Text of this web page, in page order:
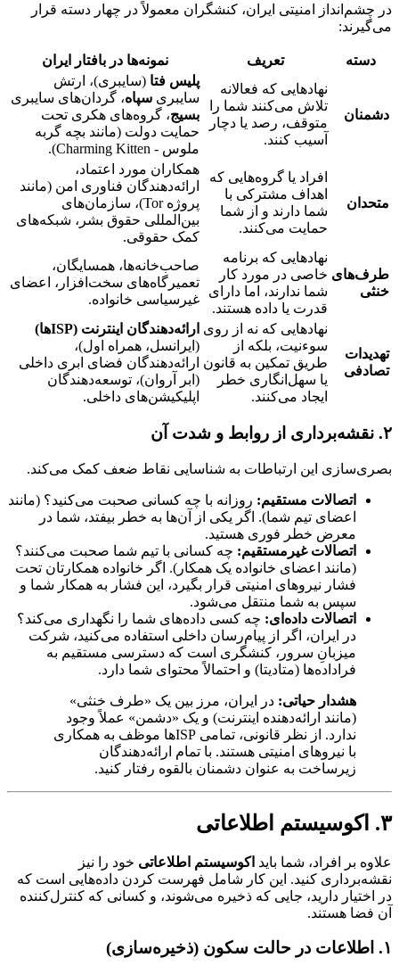
در چشم‌انداز امنیتی ایران، کنشگران معمولاً در چهار دسته قرار
می‌گیرند:
دسته تعریف نمونه‌ها در بافتار ایران
دشمنان
نهادهایی که فعالانه
تلاش می‌کنند شما را
متوقف، رصد یا دچار
آسیب کنند.
پلیس فتا (سایبری)، ارتش
سایبری سپاه، گردان‌های سایبری
بسیج، گروه‌های هکری تحت
حمایت دولت (مانند بچه گربه
ملوس - Charming Kitten).
متحدان
افراد یا گروه‌هایی که
اهداف مشترکی با
شما دارند و از شما
حمایت می‌کنند.
همکاران مورد اعتماد،
ارائه‌دهندگان فناوری امن (مانند
پروژه Tor)، سازمان‌های
بین‌المللی حقوق بشر، شبکه‌های
کمک حقوقی.
طرف‌های
خنثی
نهادهایی که برنامه
خاصی در مورد کار
شما ندارند، اما دارای
قدرت یا داده هستند.
صاحب‌خانه‌ها، همسایگان،
تعمیرگاه‌های سخت‌افزار، اعضای
غیرسیاسی خانواده.
تهدیدات
تصادفی
نهادهایی که نه از روی
سوءنیت، بلکه از
طریق تمکین به قانون
یا سهل‌انگاری خطر
ایجاد می‌کنند.
ارائه‌دهندگان اینترنت (ISPها)
(ایرانسل، همراه اول)،
ارائه‌دهندگان فضای ابری داخلی
(ابر آروان)، توسعه‌دهندگان
اپلیکیشن‌های داخلی.
۲. نقشه‌برداری از روابط و شدت آن
بصری‌سازی این ارتباطات به شناسایی نقاط ضعف کمک می‌کند.
اتصالات مستقیم: روزانه با چه کسانی صحبت می‌کنید؟ (مانند
اعضای تیم شما). اگر یکی از آن‌ها به خطر بیفتد، شما در
معرض خطر فوری هستید.
اتصالات غیرمستقیم: چه کسانی با تیم شما صحبت می‌کنند؟
(مانند اعضای خانواده یک همکار). اگر خانواده همکارتان تحت
فشار نیروهای امنیتی قرار بگیرد، این فشار به همکار شما و
سپس به شما منتقل می‌شود.
اتصالات داده‌ای: چه کسی داده‌های شما را نگهداری می‌کند؟
در ایران، اگر از پیام‌رسان داخلی استفاده می‌کنید، شرکت
میزبانِ سرور، کنشگری است که دسترسی مستقیم به
فراداده‌ها (متادیتا) و احتمالاً محتوای شما دارد.
هشدار حیاتی: در ایران، مرز بین یک «طرف خنثی»
(مانند ارائه‌دهنده اینترنت) و یک «دشمن» عملاً وجود
ندارد. از نظر قانونی، تمامی ISPها موظف به همکاری
با نیروهای امنیتی هستند. با تمام ارائه‌دهندگان
زیرساخت به عنوان دشمنان بالقوه رفتار کنید.
۳. اکوسیستم اطلاعاتی
علاوه بر افراد، شما باید اکوسیستم اطلاعاتی خود را نیز
نقشه‌برداری کنید. این کار شامل فهرست کردن داده‌هایی است که
در اختیار دارید، جایی که ذخیره می‌شوند، و کسانی که کنترل‌کننده
آن فضا هستند.
۱. اطلاعات در حالت سکون (ذخیره‌سازی)